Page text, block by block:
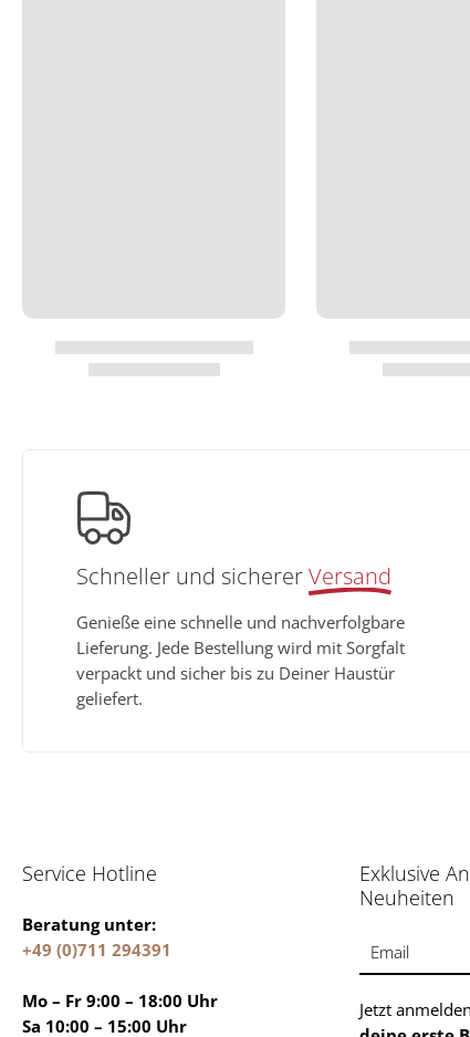
Schneller und sichererVersand
Genieße eine schnelle und nachverfolgbare
Lieferung. Jede Bestellung wird mit Sorgfalt
verpackt und sicher bis zu Deiner Haustür
geliefert.
Service Hotline
Beratung unter:
+49 (0)711 294391
Mo – Fr 9:00 – 18:00 Uhr
Sa 10:00 – 15:00 Uhr
Exklusive
Neuheiten
Email
Jetzt